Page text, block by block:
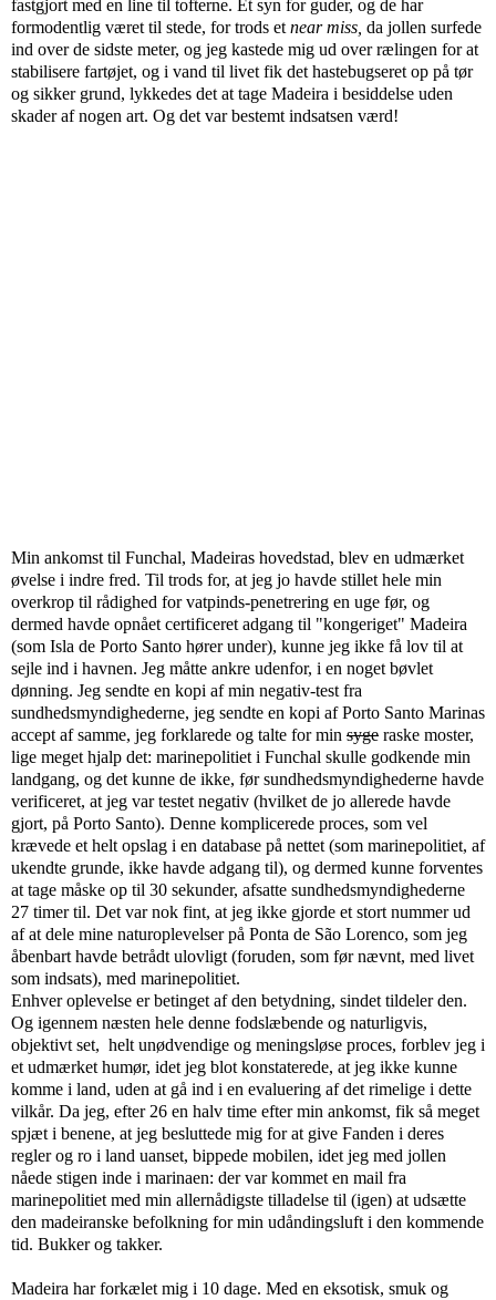
fastgjort med en line til tofterne. Et syn for guder, og de har
formodentlig været til stede, for trods etnear miss, da jollen surfede
ind over de sidste meter, og jeg kastede mig ud over rælingen for at
stabilisere fartøjet, og i vand til livet fik det hastebugseret op på tør
og sikker grund, lykkedes det at tage Madeira i besiddelse uden
skader af nogen art. Og det var bestemt indsatsen værd!
Min ankomst til Funchal, Madeiras hovedstad, blev en udmærket
øvelse i indre fred. Til trods for, at jeg jo havde stillet hele min
overkrop til rådighed for vatpinds-penetrering en uge før, og
dermed havde opnået certificeret adgang til "kongeriget" Madeira
(som Isla de Porto Santo hører under), kunne jeg ikke få lov til at
sejle ind i havnen. Jeg måtte ankre udenfor, i en noget bøvlet
dønning. Jeg sendte en kopi af min negativ-test fra
sundhedsmyndighederne, jeg sendte en kopi af Porto Santo Marinas
accept af samme, jeg forklarede og talte for min syge raske moster,
lige meget hjalp det: marinepolitiet i Funchal skulle godkende min
landgang, og det kunne de ikke, før sundhedsmyndighederne havde
verificeret, at jeg var testet negativ (hvilket de jo allerede havde
gjort, på Porto Santo). Denne komplicerede proces, som vel
krævede et helt opslag i en database på nettet (som marinepolitiet, af
ukendte grunde, ikke havde adgang til), og dermed kunne forventes
at tage måske op til 30 sekunder, afsatte sundhedsmyndighederne
27 timer til. Det var nok fint, at jeg ikke gjorde et stort nummer ud
af at dele mine naturoplevelser på Ponta de São Lorenco, som jeg
åbenbart havde betrådt ulovligt (foruden, som før nævnt, med livet
som indsats), med marinepolitiet.
Enhver oplevelse er betinget af den betydning, sindet tildeler den.
Og igennem næsten hele denne fodslæbende og naturligvis,
objektivt set, helt unødvendige og meningsløse proces, forblev jeg i
et udmærket humør, idet jeg blot konstaterede, at jeg ikke kunne
komme i land, uden at gå ind i en evaluering af det rimelige i dette
vilkår. Da jeg, efter 26 en halv time efter min ankomst, fik så meget
spjæt i benene, at jeg besluttede mig for at give Fanden i deres
regler og ro i land uanset, bippede mobilen, idet jeg med jollen
nåede stigen inde i marinaen: der var kommet en mail fra
marinepolitiet med min allernådigste tilladelse til (igen) at udsætte
den madeiranske befolkning for min udåndingsluft i den kommende
tid. Bukker og takker.
Madeira har forkælet mig i 10 dage. Med en eksotisk, smuk og